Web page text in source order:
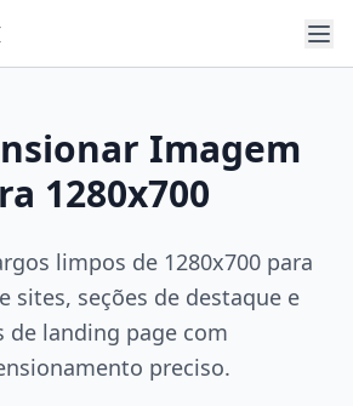
Imagem
1280x700
limpos de 1280x700 para
sites, seções de destaque e
de landing page com
preciso.